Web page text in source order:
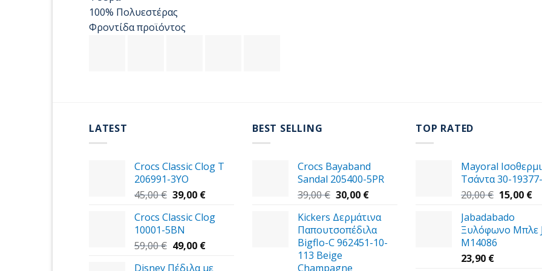
100% Πολυεστέρας
Φροντίδα προϊόντος
LATEST
Crocs Classic Clog T
206991-3YΟ
45,00€ Original
was:
45,00 €.
39,00 €Η
τιμή
39,00 €.
Crocs Classic Clog
10001-5BN
59,00€ Original
49,00 €Η
Disney Πέδιλα με
BEST SELLING
Crocs Bayaband
Sandal 205400-5PR
39,00€ Original
was:
39,00 €.
30,00 €Η
τιμή
είναι:
30,00 €.
Kickers Δερμάτινα
Παπουτσοπέδιλα
Bigflo-C 962451-10-
113 Beige
Champagne
TOP RATED
Mayoral
Tσάντα 30-
20,00€ Original
was:
20,00 €.
15,00 €Η
Jabadabado
Ξυλόφωνο Μπλε
M14086
23,90 €